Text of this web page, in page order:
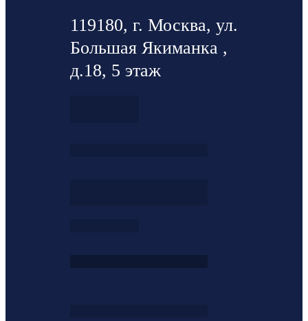
119180, г. Москва, ул.
Большая Якиманка ,
д.18, 5 этаж